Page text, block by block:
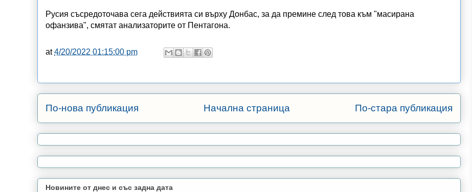
Русия съсредоточава сега действията си върху Донбас, за да премине след това към "масирана
офанзива", смятат анализаторите от Пентагона.
at4/20/2022 01:15:00 pm
По-нова публикация По-стара публикация
Начална страница
Новините от днес и със задна дата